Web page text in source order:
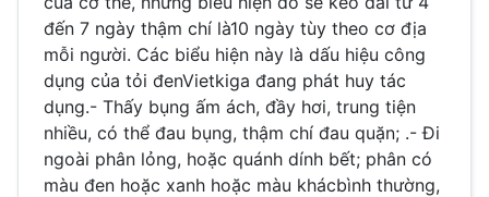
đến 7 ngày thậm chí là10 ngày tùy theo cơ địa
mỗi người. Các biểu hiện này là dấu hiệu công
dụng của tỏi đenVietkiga đang phát huy tác
dụng.- Thấy bụng ấm ách, đầy hơi, trung tiện
nhiều, có thể đau bụng, thậm chí đau quặn; .- Đi
ngoài phân lỏng, hoặc quánh dính bết; phân có
màu đen hoặc xanh hoặc màu khácbình thường,